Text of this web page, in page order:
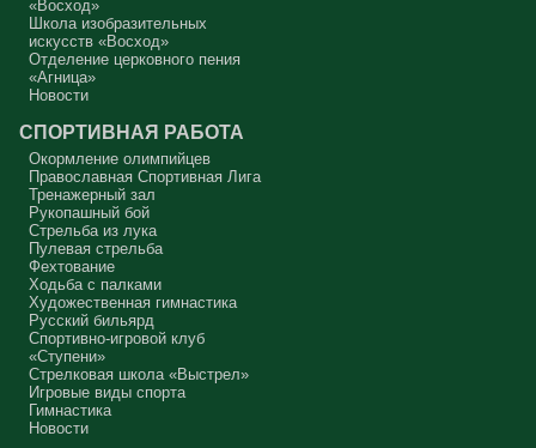
Протоиерей Андрей Алексеев
«Восход»
Школа изобразительных
искусств «Восход»
Отделение церковного пения
«Агница»
Новости
СПОРТИВНАЯ РАБОТА
Окормление олимпийцев
Православная Спортивная Лига
Тренажерный зал
Рукопашный бой
Стрельба из лука
Пулевая стрельба
Фехтование
Ходьба с палками
Художественная гимнастика
Русский бильярд
Спортивно-игровой клуб
«Ступени»
Стрелковая школа «Выстрел»
Игровые виды спорта
Гимнастика
Новости